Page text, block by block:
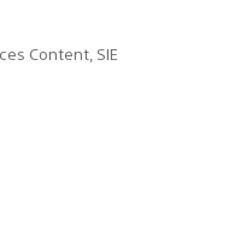
Content, SIE